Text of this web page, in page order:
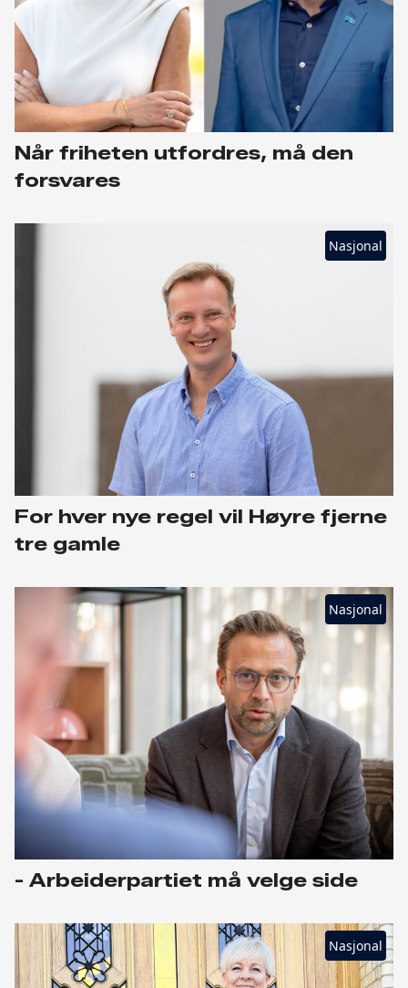
Når friheten utfordres, må den
forsvares
Nasjonal
For hver nye regel vil Høyre fjerne
tre gamle
Nasjonal
- Arbeiderpartiet må velge side
Nasjonal